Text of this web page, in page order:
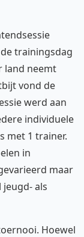
trainingsdag
land neemt
vond de
werd aan
individuele
met 1 trainer.
in
maar
jeugd- als
Hoewel